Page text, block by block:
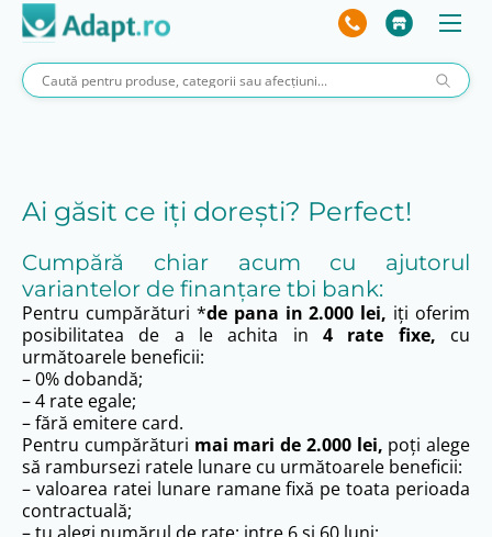
Ai găsit ce iți dorești? Perfect!
Cumpără chiar acum cu ajutorul
variantelor de finanțare tbi bank:
Pentru cumpărături *de pana in 2.000 lei, iți oferim
posibilitatea de a le achita in 4 rate fixe, cu
următoarele beneficii:
– 0% dobandă;
– 4 rate egale;
– fără emitere card.
Pentru cumpărături mai mari de 2.000 lei, poți alege
să rambursezi ratele lunare cu următoarele beneficii:
– valoarea ratei lunare ramane fixă pe toata perioada
contractuală;